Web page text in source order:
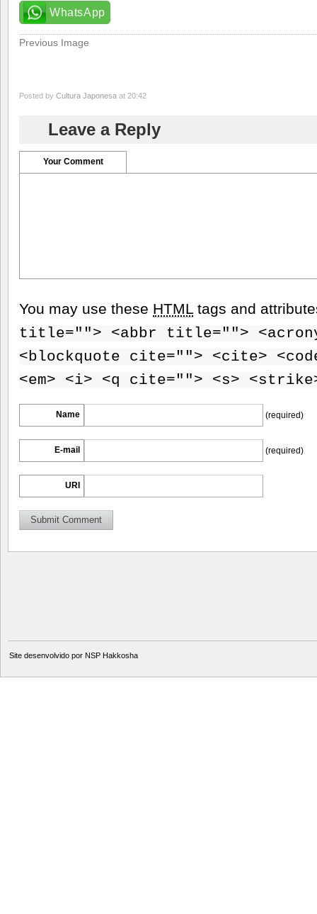
WhatsApp
Previous Image
Posted by Cultura Japonesa at 20:42
Leave a Reply
Your Comment
You may use these HTML tags and
title=""> <abbr title="">
<blockquote cite=""> <cite>
<em> <i> <q cite=""> <s>
Name (required)
E-mail (required)
URI
Site desenvolvido por NSP Hakkosha